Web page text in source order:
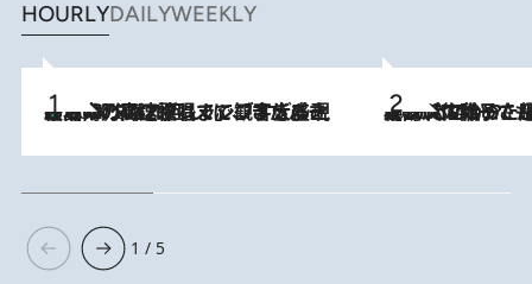
HOURLYDAILYWEEKLY
2026.8.7
「湘南乃風に憧れて」観客大盛上がりの“タオル回し”に、ラッパー顔負けの高速歌唱まで…さだまさし（74）のアグレッシブすぎる現在地 2026.8.5
【阿川佐和子さんの年とる力】なぜ70代で始めた趣味は“こんなに楽しい”のか？ ピアノ、俳句…スランプに陥っても続けられる“ある秘訣”とは
1 / 5